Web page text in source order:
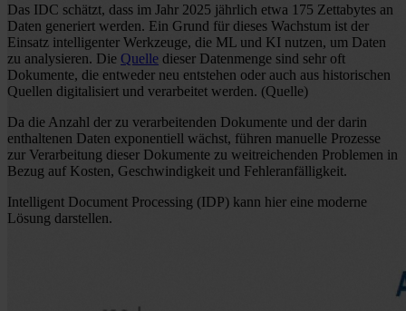
Das IDC schätzt, dass im Jahr 2025 jährlich etwa 175 Zettabytes an
Daten generiert werden. Ein Grund für dieses Wachstum ist der
Einsatz intelligenter Werkzeuge, die ML und KI nutzen, um Daten
zu analysieren. Die Quelle dieser Datenmenge sind sehr oft
Dokumente, die entweder neu entstehen oder auch aus historischen
Quellen digitalisiert und verarbeitet werden. (Quelle)
Da die Anzahl der zu verarbeitenden Dokumente und der darin
enthaltenen Daten exponentiell wächst, führen manuelle Prozesse
zur Verarbeitung dieser Dokumente zu weitreichenden Problemen in
Bezug auf Kosten, Geschwindigkeit und Fehleranfälligkeit.
Intelligent Document Processing (IDP) kann hier eine moderne
Lösung darstellen.